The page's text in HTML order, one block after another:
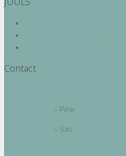
Contact
– Pine
– Sas